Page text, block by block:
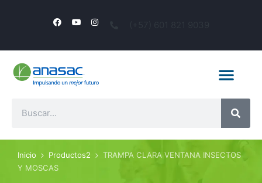
Inicio Productos2
TRAMPA CLARA VENTANA INSECTOS
Y MOSCAS